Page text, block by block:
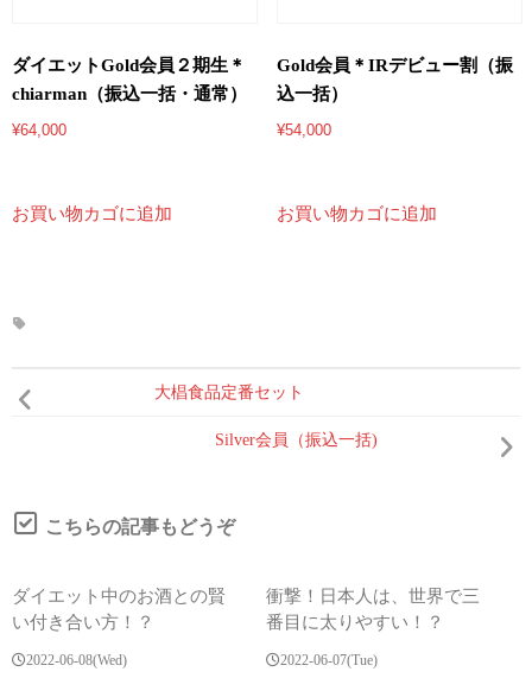
ダイエットGold会員２期生＊
chiarman（振込一括・通常）
¥64,000
お買い物カゴに追加
Gold会員＊IRデビュー割（振
込一括）
¥54,000
お買い物カゴに追加
大椙食品定番セット
Silver会員（振込一括)
こちらの記事もどうぞ
ダイエット中のお酒との賢
い付き合い方！？
2022-06-08(Wed)
衝撃！日本人は、世界で三
番目に太りやすい！？
2022-06-07(Tue)